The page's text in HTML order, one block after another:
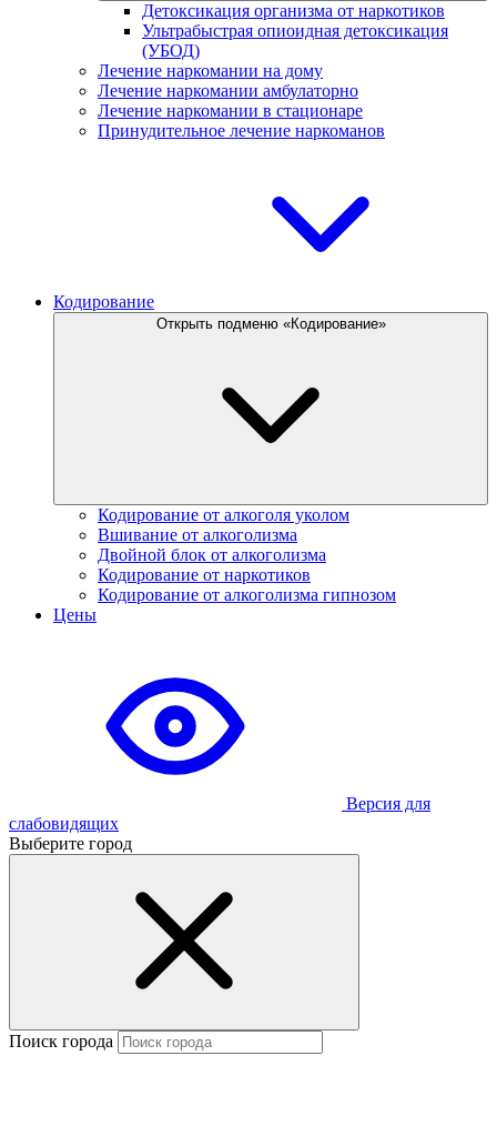
Детоксикация организма от наркотиков
Ультрабыстрая опиоидная детоксикация
(УБОД)
Лечение наркомании на дому
Лечение наркомании амбулаторно
Лечение наркомании в стационаре
Принудительное лечение наркоманов
Кодирование
Открыть подменю «Кодирование»
Кодирование от алкоголя уколом
Вшивание от алкоголизма
Двойной блок от алкоголизма
Кодирование от наркотиков
Кодирование от алкоголизма гипнозом
Цены
Версия для
слабовидящих
Выберите город
Поиск города